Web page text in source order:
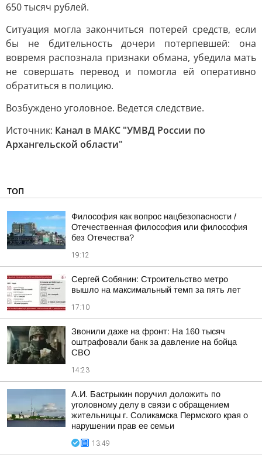
650 тысяч рублей.
Ситуация могла закончиться потерей средств, если
бы не бдительность дочери потерпевшей: она
вовремя распознала признаки обмана, убедила мать
не совершать перевод и помогла ей оперативно
обратиться в полицию.
Возбуждено уголовное. Ведется следствие.
Источник: Канал в МАКС "УМВД России по
Архангельскoй oбласти"
ТОП
Философия как вопрос нацбезопасности /
Отечественная философия или философия
без Отечества?
19:12
Сергей Собянин: Строительство метро
вышло на максимальный темп за пять лет
17:10
Звонили даже на фронт: На 160 тысяч
оштрафовали банк за давление на бойца
СВО
14:23
А.И. Бастрыкин поручил доложить по
уголовному делу в связи с обращением
жительницы г. Соликамска Пермского края о
нарушении прав ее семьи
13:49